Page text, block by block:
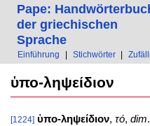
Pape:
der griechischen
Sprache
Einführung Stichwörter
ὑπο-ληψείδιον
[1224] ὑπο-ληψείδιον, τό, dim